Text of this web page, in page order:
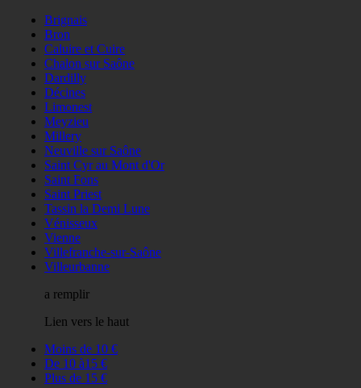
Brignais
Bron
Caluire et Cuire
Chalon sur Saône
Dardilly
Décines
Limonest
Meyzieu
Millery
Neuville sur Saône
Saint Cyr au Mont d'Or
Saint Fons
Saint Priest
Tassin la Demi Lune
Vénisseux
Vienne
Villefranche-sur-Saône
Villeurbanne
a remplir
Lien vers le haut
Moins de 10 €
De 10 à15 €
Plus de 15 €